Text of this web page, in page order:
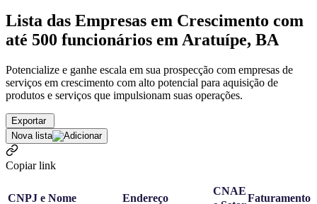
Lista das Empresas em Crescimento com
até 500 funcionários em Aratuípe, BA
Potencialize e ganhe escala em sua prospecção com empresas de
serviços em crescimento com alto potencial para aquisição de
produtos e serviços que impulsionam suas operações.
Exportar
Nova lista
Copiar link
CNPJ e Nome Endereço
CNAE
Faturamento